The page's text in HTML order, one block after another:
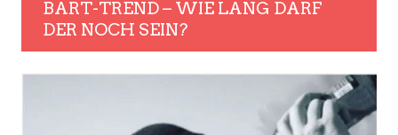
BART-TREND – WIE LANG DARF
DER NOCH SEIN?